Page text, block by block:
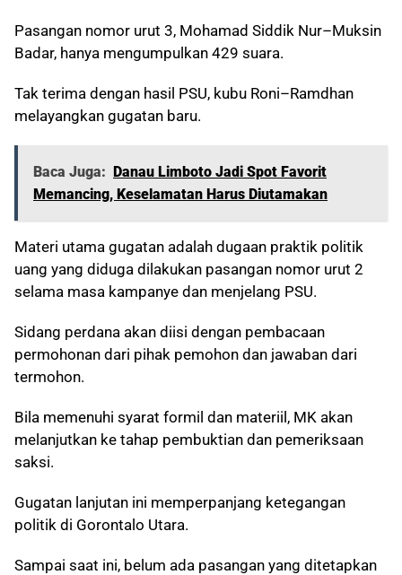
Pasangan nomor urut 3, Mohamad Siddik Nur–Muksin
Badar, hanya mengumpulkan 429 suara.
Tak terima dengan hasil PSU, kubu Roni–Ramdhan
melayangkan gugatan baru.
Baca Juga: Danau Limboto Jadi Spot Favorit
Memancing, Keselamatan Harus Diutamakan
Materi utama gugatan adalah dugaan praktik politik
uang yang diduga dilakukan pasangan nomor urut 2
selama masa kampanye dan menjelang PSU.
Sidang perdana akan diisi dengan pembacaan
permohonan dari pihak pemohon dan jawaban dari
termohon.
Bila memenuhi syarat formil dan materiil, MK akan
melanjutkan ke tahap pembuktian dan pemeriksaan
saksi.
Gugatan lanjutan ini memperpanjang ketegangan
politik di Gorontalo Utara.
Sampai saat ini, belum ada pasangan yang ditetapkan